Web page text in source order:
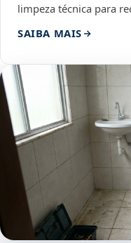
limpeza técnica para
SAIBA MAIS